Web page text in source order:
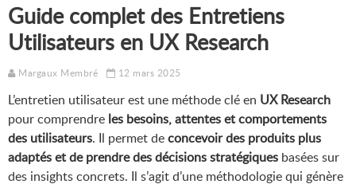
Guide complet des Entretiens
Utilisateurs en UX Research
Margaux Membré 12 mars 2025
L’entretien utilisateur est une méthode clé en UX Research
pour comprendre les besoins, attentes et comportements
des utilisateurs. Il permet deconcevoir des produits plus
adaptés et de prendre des décisions stratégiques basées sur
des insights concrets. Il s’agit d’une méthodologie qui génère